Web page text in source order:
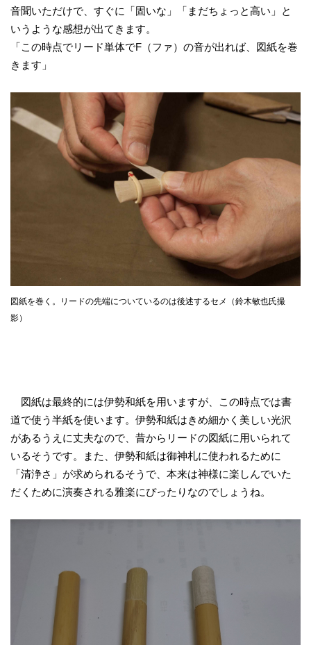
音聞いただけで、すぐに「固いな」「まだちょっと高い」と
いうような感想が出てきます。
「この時点でリード単体でF（ファ）の音が出れば、図紙を巻
きます」
図紙を巻く。リードの先端についているのは後述するセメ（鈴木敏也氏撮
影）
図紙は最終的には伊勢和紙を用いますが、この時点では書
道で使う半紙を使います。伊勢和紙はきめ細かく美しい光沢
があるうえに丈夫なので、昔からリードの図紙に用いられて
いるそうです。また、伊勢和紙は御神札に使われるために
「清浄さ」が求められるそうで、本来は神様に楽しんでいた
だくために演奏される雅楽にぴったりなのでしょうね。